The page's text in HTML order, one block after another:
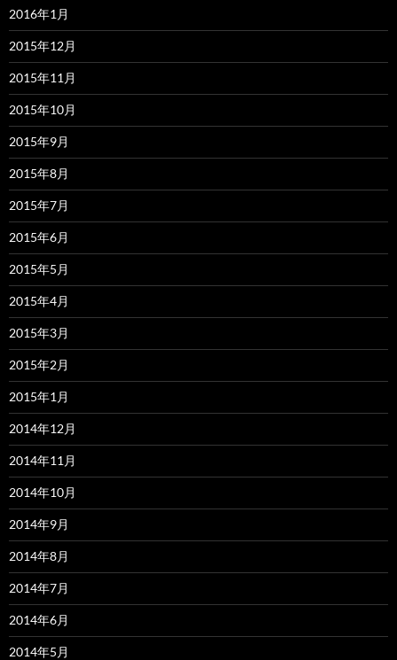
2016年1月
2015年12月
2015年11月
2015年10月
2015年9月
2015年8月
2015年7月
2015年6月
2015年5月
2015年4月
2015年3月
2015年2月
2015年1月
2014年12月
2014年11月
2014年10月
2014年9月
2014年8月
2014年7月
2014年6月
2014年5月